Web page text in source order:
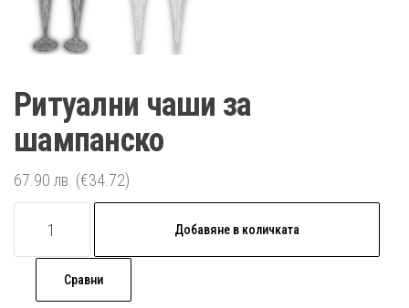
Ритуални чаши за
шампанско
67.90 лв. (€34.72)
Ритуални
Добавяне в количката
Сравни